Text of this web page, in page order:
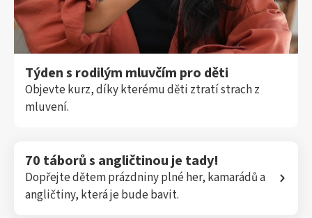
Týden s rodilým mluvčím pro děti
Objevte kurz, díky kterému děti ztratí strach z
mluvení.
70 táborů s angličtinou je tady!
Dopřejte dětem prázdniny plné her, kamarádů a
angličtiny, která je bude bavit.